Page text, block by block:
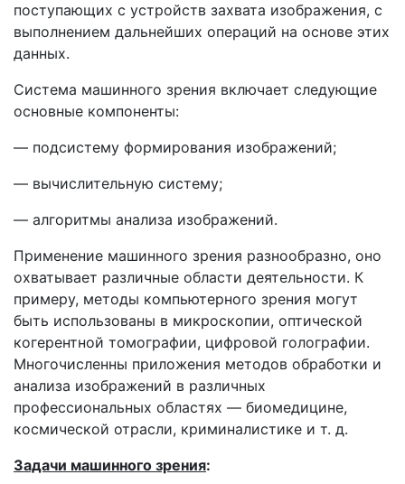
поступающих с устройств захвата изображения, с
выполнением дальнейших операций на основе этих
данных.
Система машинного зрения включает следующие
основные компоненты:
— подсистему формирования изображений;
— вычислительную систему;
— алгоритмы анализа изображений.
Применение машинного зрения разнообразно, оно
охватывает различные области деятельности. К
примеру, методы компьютерного зрения могут
быть использованы в микроскопии, оптической
когерентной томографии, цифровой голографии.
Многочисленны приложения методов обработки и
анализа изображений в различных
профессиональных областях — биомедицине,
космической отрасли, криминалистике и т. д.
Задачи машинного зрения: